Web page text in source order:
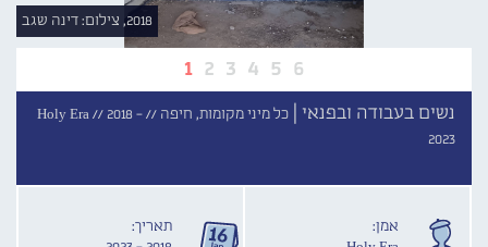
1 2 3 4 5 6
2018, צילום: דינה שגב
נשים בעבודה ובפנאי | כל מיני מקומות, חיפה // Holy Era // 2018 -
2023
אמן:
תאריך: